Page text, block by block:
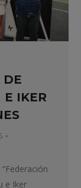
DE
E IKER
e Iker